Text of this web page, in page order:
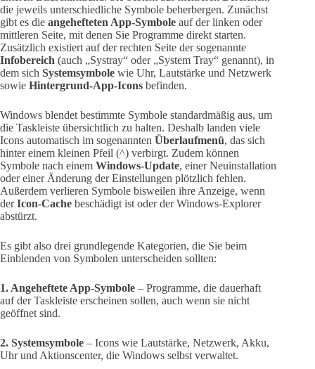
die jeweils unterschiedliche Symbole beherbergen. Zunächst
gibt es die angehefteten App-Symbole auf der linken oder
mittleren Seite, mit denen Sie Programme direkt starten.
Zusätzlich existiert auf der rechten Seite der sogenannte
Infobereich (auch „Systray“ oder „System Tray“ genannt), in
dem sich Systemsymbole wie Uhr, Lautstärke und Netzwerk
sowie Hintergrund-App-Icons befinden.
Windows blendet bestimmte Symbole standardmäßig aus, um
die Taskleiste übersichtlich zu halten. Deshalb landen viele
Icons automatisch im sogenannten Überlaufmenü, das sich
hinter einem kleinen Pfeil (^) verbirgt. Zudem können
Symbole nach einem Windows-Update, einer Neuinstallation
oder einer Änderung der Einstellungen plötzlich fehlen.
Außerdem verlieren Symbole bisweilen ihre Anzeige, wenn
derIcon-Cache beschädigt ist oder der Windows-Explorer
abstürzt.
Es gibt also drei grundlegende Kategorien, die Sie beim
Einblenden von Symbolen unterscheiden sollten:
1. Angeheftete App-Symbole – Programme, die dauerhaft
auf der Taskleiste erscheinen sollen, auch wenn sie nicht
geöffnet sind.
2. Systemsymbole – Icons wie Lautstärke, Netzwerk, Akku,
Uhr und Aktionscenter, die Windows selbst verwaltet.